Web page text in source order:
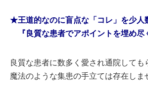
★王道的なのに盲点な「コレ」を少人
『良質な患者でアポイントを埋め尽
良質な患者に数多く愛され通院しても
魔法のような集患の手立ては存在しま